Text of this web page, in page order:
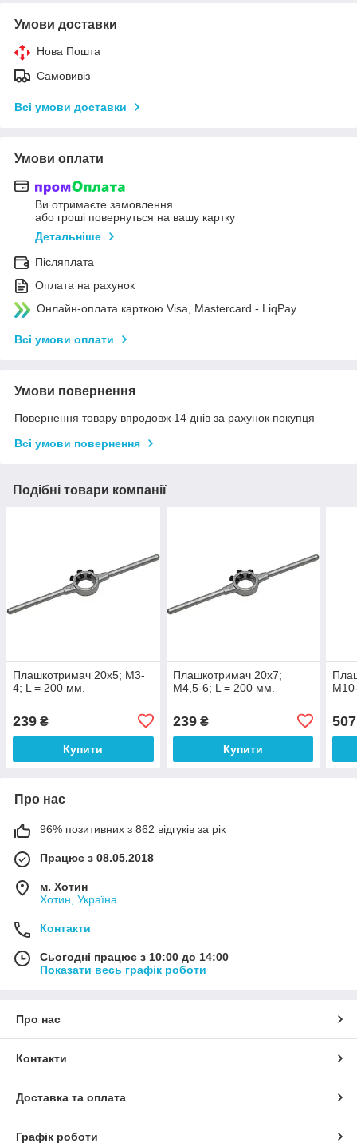
Умови доставки
Нова Пошта
Самовивіз
Всі умови доставки
Умови оплати
Ви отримаєте замовлення
або гроші повернуться на вашу картку
Детальніше
Післяплата
Оплата на рахунок
Онлайн-оплата карткою Visa, Mastercard - LiqPay
Всі умови оплати
Умови повернення
Повернення товару впродовж 14 днів за рахунок покупця
Всі умови повернення
Подібні товари компанії
Плашкотримач 20х5; М3-
4; L = 200 мм.
239 ₴
Купити
Плашкотримач 20х7;
М4,5-6; L = 200 мм.
239₴
Купити
507
Про нас
96% позитивних з 862 відгуків за рік
Працює з 08.05.2018
м. Хотин
Хотин, Україна
Контакти
Сьогодні працює з 10:00 до 14:00
Показати весь графік роботи
Про нас
Контакти
Доставка та оплата
Графік роботи